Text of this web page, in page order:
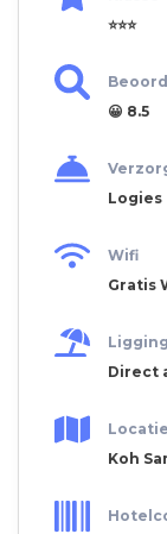
⭐⭐⭐
😀 8.5
Logies
Wifi
Gratis
Ligging
Direct
Locatie
Koh